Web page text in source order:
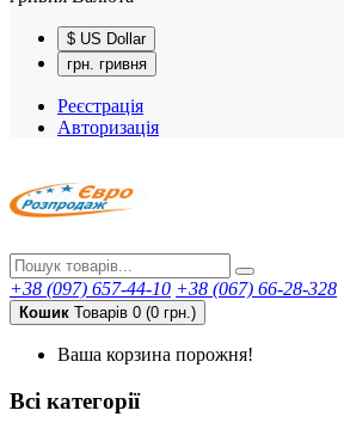
$ US Dollar
грн. гривня
Реєстрація
Авторизація
+38 (097) 657-44-10 +38 (067) 66-28-328
Кошик Товарів 0 (0 грн.)
Ваша корзина порожня!
Всі категорії